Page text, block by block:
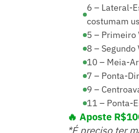
6 – Lateral-
costumam
5 – Primeiro
8 –
10 – Meia-
7 – Ponta-
9 –
11 – Ponta-
🔥 Aposte
*É preciso ter